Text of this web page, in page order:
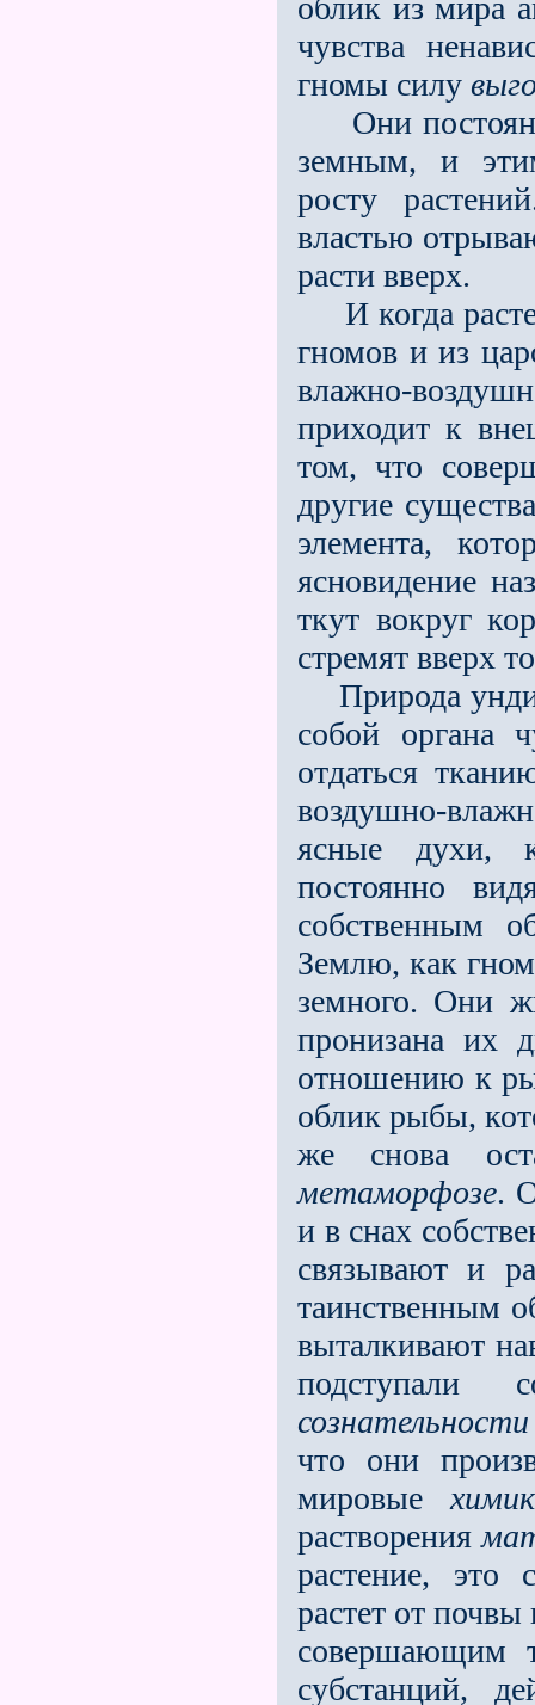
облик из мира
чувства
гномы силу
Они
земным, и
росту
властью
расти вверх.
И когда
гномов и из
влажно-
приходит к
том, что
другие
элемента,
ясновидение
ткут вокруг
стремят вверх
Природа
собой органа
отдаться
воздушно-
ясные духи,
постоянно
собственным
Землю, как
земного. Они
пронизана их
отношению к
облик рыбы,
же снова
метаморфозе.
и в снах
связывают и
таинственным
выталкивают
сознательности
что они
мировые
растворения
растение, это
растет от
совершающим
субстанций,